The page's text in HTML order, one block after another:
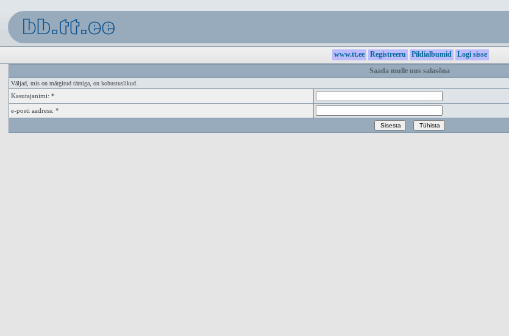
www.tt.ee Registreeru Pildialbumid
Logi sisse
Saada mulle uus salasõna
Väljad, mis on märgitud tärniga, on kohustuslikud.
Kasutajanimi: *
e-posti aadress: *